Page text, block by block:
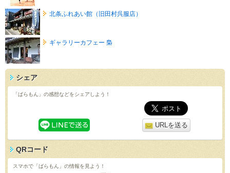
北条ふれあい館（旧田村呉服店）
ギャラリーカフェー 梟
シェア
「ばらもん」の感想などをシェアしよう！
URLを送る
QRコード
スマホで「ばらもん」の情報を見よう！